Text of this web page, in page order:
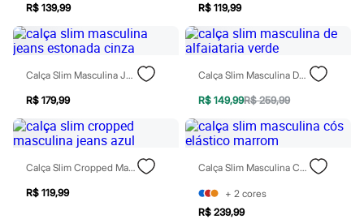
Bolsas
Bonés e Chapéus
Bijoux
Cintos
Óculos
Relógios
Calçados
Chinelos
Rasteirinhas
Sapatilhas
Tênis
Marcas
R$ 139,99 R$ 119,99
Calça Slim Masculina Jeans Estonada Cinza
R$ 179,99
Calça Slim Masculina De Alfaiataria Verde
R$ 149,99R$ 259,99
Calça Slim Cropped Masculina Jeans Azul
R$ 119,99
Calça Slim Masculina Cós Elástico Marrom
+ 2 cores
R$ 239,99